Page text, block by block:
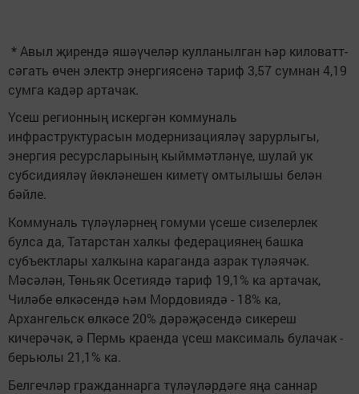
* Авыл җирендә яшәүчеләр кулланылган һәр киловатт-
сәгать өчен электр энергиясенә тариф 3,57 сумнан 4,19
сумга кадәр артачак.
Үсеш регионның искергән коммуналь
инфраструктурасын модернизацияләү зарурлыгы,
энергия ресурсларының кыйммәтләнүе, шулай ук
субсидияләү йөкләнешен киметү омтылышы белән
бәйле.
Коммуналь түләүләрнең гомуми үсеше сизелерлек
булса да, Татарстан халкы федерациянең башка
субъектлары халкына караганда азрак түләячәк.
Мәсәлән, Төньяк Осетиядә тариф 19,1% ка артачак,
Чиләбе өлкәсендә һәм Мордовиядә - 18% ка,
Архангельск өлкәсе 20% дәрәҗәсендә сикереш
кичерәчәк, ә Пермь краенда үсеш максималь булачак -
берьюлы 21,1% ка.
Белгечләр гражданнарга түләүләрдәге яңа саннар